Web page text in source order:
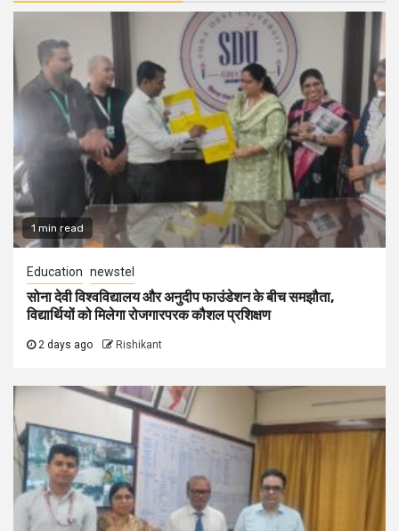
1 min read
Education newstel
सोना देवी विश्वविद्यालय और अनुदीप फाउंडेशन के बीच समझौता,
विद्यार्थियों को मिलेगा रोजगारपरक कौशल प्रशिक्षण
2 days ago Rishikant